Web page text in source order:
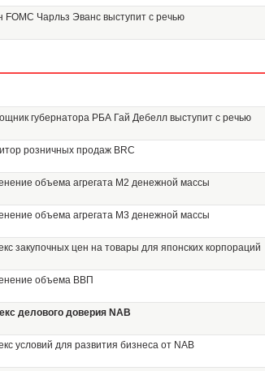
FOMC Чарльз Эванс выступит с речью
губернатора РБА Гай Дебелл выступит с речью
розничных продаж BRC
объема агрегата M2 денежной массы
объема агрегата M3 денежной массы
закупочных цен на товары для японских корпораций
объема ВВП
делового доверия NAB
условий для развития бизнеса от NAB